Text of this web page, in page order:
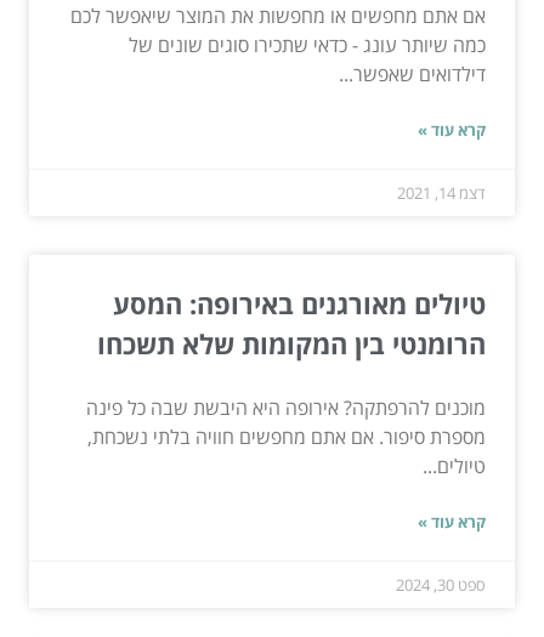
אם אתם מחפשים או מחפשות את המוצר שיאפשר לכם
כמה שיותר עונג - כדאי שתכירו סוגים שונים של
דילדואים שאפשר...
קרא עוד »
דצמ 14, 2021
טיולים מאורגנים באירופה: המסע
הרומנטי בין המקומות שלא תשכחו
מוכנים להרפתקה? אירופה היא היבשת שבה כל פינה
מספרת סיפור. אם אתם מחפשים חוויה בלתי נשכחת,
טיולים...
קרא עוד »
ספט 30, 2024